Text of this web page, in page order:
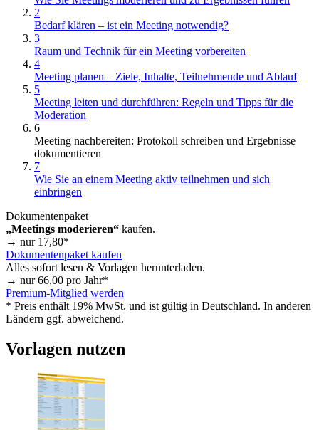
2
Bedarf klären – ist ein Meeting notwendig?
3
Raum und Technik für ein Meeting vorbereiten
4
Meeting planen – Ziele, Inhalte, Teilnehmende und Ablauf
5
Meeting leiten und durchführen: Regeln und Tipps für die
Moderation
6
Meeting nachbereiten: Protokoll schreiben und Ergebnisse
dokumentieren
7
Wie Sie an einem Meeting aktiv teilnehmen und sich
einbringen
Dokumentenpaket
„Meetings moderieren“ kaufen.
→ nur 17,80*
Dokumentenpaket kaufen
Alles sofort lesen & Vorlagen herunterladen.
→ nur66,00 pro Jahr*
Premium-Mitglied werden
* Preis enthält 19% MwSt. und ist gültig in Deutschland. In anderen
Ländern ggf. abweichend.
Vorlagen nutzen